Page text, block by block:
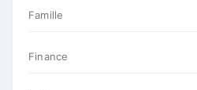
Famille
Finance